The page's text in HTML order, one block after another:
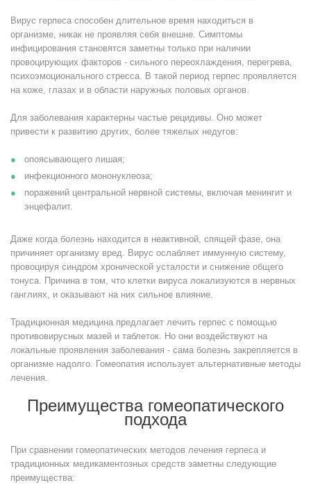
Вирус герпеса способен длительное время находиться в
организме, никак не проявляя себя внешне. Симптомы
инфицирования становятся заметны только при наличии
провоцирующих факторов - сильного переохлаждения, перегрева,
психоэмоционального стресса. В такой период герпес проявляется
на коже, глазах и в области наружных половых органов.
Для заболевания характерны частые рецидивы. Оно может
привести к развитию других, более тяжелых недугов:
опоясывающего лишая;
инфекционного мононуклеоза;
поражений центральной нервной системы, включая менингит и
энцефалит.
Даже когда болезнь находится в неактивной, спящей фазе, она
причиняет организму вред. Вирус ослабляет иммунную систему,
провоцируя синдром хронической усталости и снижение общего
тонуса. Причина в том, что клетки вируса локализуются в нервных
ганглиях, и оказывают на них сильное влияние.
Традиционная медицина предлагает лечить герпес с помощью
противовирусных мазей и таблеток. Но они воздействуют на
локальные проявления заболевания - сама болезнь закрепляется в
организме надолго. Гомеопатия использует альтернативные методы
лечения.
Преимущества гомеопатического
подхода
При сравнении гомеопатических методов лечения герпеса и
традиционных медикаментозных средств заметны следующие
преимущества: